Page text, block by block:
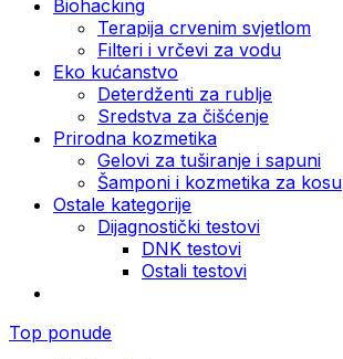
Biohacking
Terapija crvenim svjetlom
Filteri i vrčevi za vodu
Eko kućanstvo
Deterdženti za rublje
Sredstva za čišćenje
Prirodna kozmetika
Gelovi za tuširanje i sapuni
Šamponi i kozmetika za kosu
Ostale kategorije
Dijagnostički testovi
DNK testovi
Ostali testovi
Top ponude